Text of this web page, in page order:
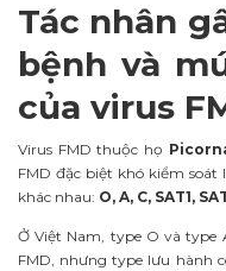
Tác nhân
bệnh và
của virus
Virus FMD thuộc họ
FMD đặc biệt khó kiểm
khác nhau: O, A, C, SAT1,
Ở Việt Nam, type O và
FMD, nhưng type lưu hành